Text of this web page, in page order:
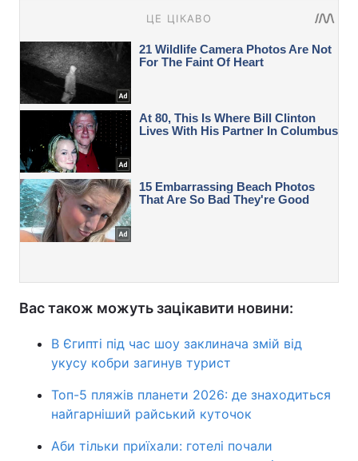
Вас також можуть зацікавити новини:
В Єгипті під час шоу заклинача змій від
укусу кобри загинув турист
Топ-5 пляжів планети 2026: де знаходиться
найгарніший райський куточок
Аби тільки приїхали: готелі почали